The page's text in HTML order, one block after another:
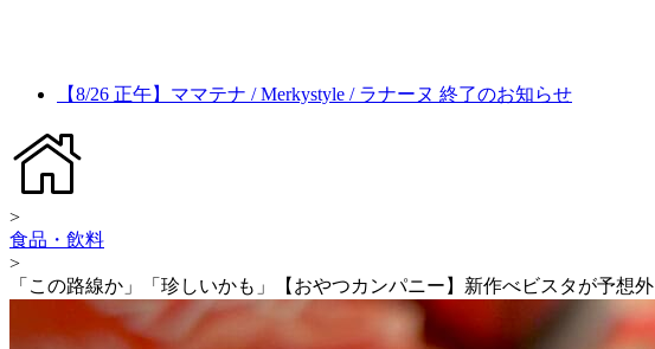
【8/26 正午】ママテナ / Merkystyle / ラナーヌ 終了のお知らせ
>
食品・飲料
>
「この路線か」「珍しいかも」【おやつカンパニー】新作べビスタが予想外